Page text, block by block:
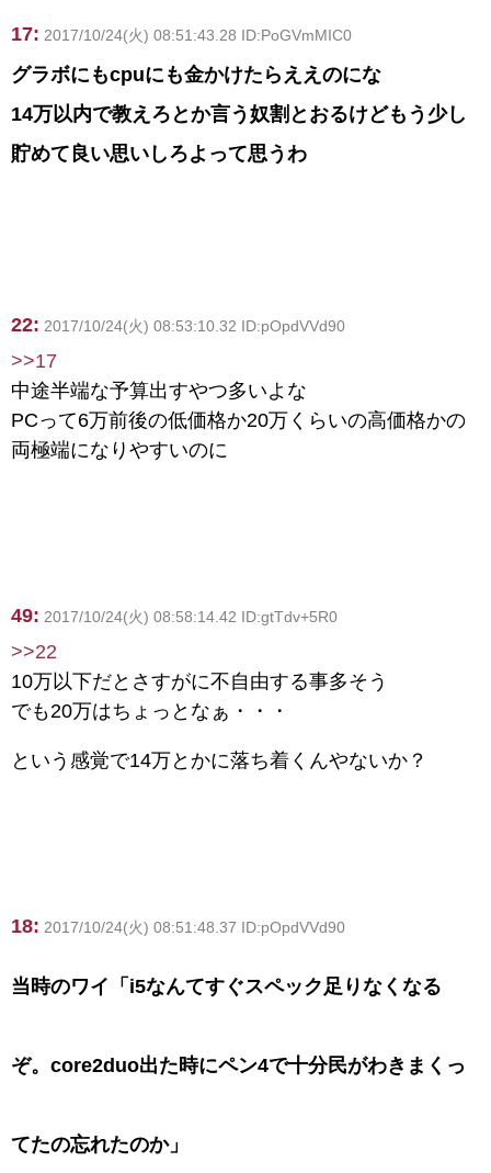
17: 2017/10/24(火) 08:51:43.28 ID:PoGVmMIC0
グラボにもcpuにも金かけたらええのにな
14万以内で教えろとか言う奴割とおるけどもう少し
貯めて良い思いしろよって思うわ
22: 2017/10/24(火) 08:53:10.32 ID:pOpdVVd90
>>17
中途半端な予算出すやつ多いよな
PCって6万前後の低価格か20万くらいの高価格かの
両極端になりやすいのに
49: 2017/10/24(火) 08:58:14.42 ID:gtTdv+5R0
>>22
10万以下だとさすがに不自由する事多そう
でも20万はちょっとなぁ・・・
という感覚で14万とかに落ち着くんやないか？
18: 2017/10/24(火) 08:51:48.37 ID:pOpdVVd90
当時のワイ「i5なんてすぐスペック足りなくなる
ぞ。core2duo出た時にペン4で十分民がわきまくっ
てたの忘れたのか」